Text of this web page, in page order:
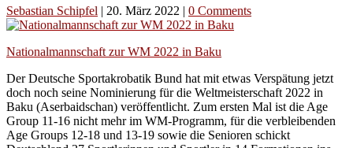
Sebastian Schipfel | 20. März 2022 | 0 Comments
Nationalmannschaft zur WM 2022 in Baku
Der Deutsche Sportakrobatik Bund hat mit etwas Verspätung jetzt
doch noch seine Nominierung für die Weltmeisterschaft 2022 in
Baku (Aserbaidschan) veröffentlicht. Zum ersten Mal ist die Age
Group 11-16 nicht mehr im WM-Programm, für die verbleibenden
Age Groups 12-18 und 13-19 sowie die Senioren schickt